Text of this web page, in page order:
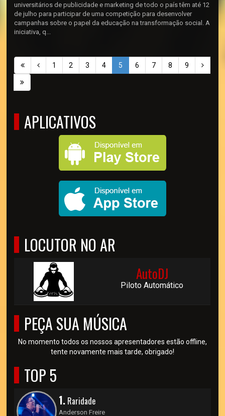
universitários de publicidade e marketing de todo o país têm até 12
de julho para participar de uma competição para desenvolver
campanhas sobre o papel da educação na transformação social. A
iniciativa, q...
1 2 3 4 5 6 7 8 9
APLICATIVOS
LOCUTOR NO AR
AutoDJ
Piloto Automático
PEÇA SUA MÚSICA
No momento todos os nossos apresentadores estão offline,
tente novamente mais tarde, obrigado!
TOP 5
1. Raridade
Anderson Freire